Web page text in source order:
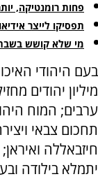
פחות רומנטיקה,
תפסיקו לייצר
מי שלא קושש
בעם היהודי
מיליון יהודים
ערבים; המוח
תחכום צבאי
חיזבאללה
יתמלא בילודה